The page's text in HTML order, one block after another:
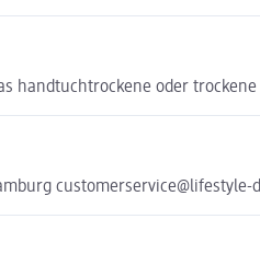
handtuchtrockene oder